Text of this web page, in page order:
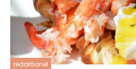
redaktionel